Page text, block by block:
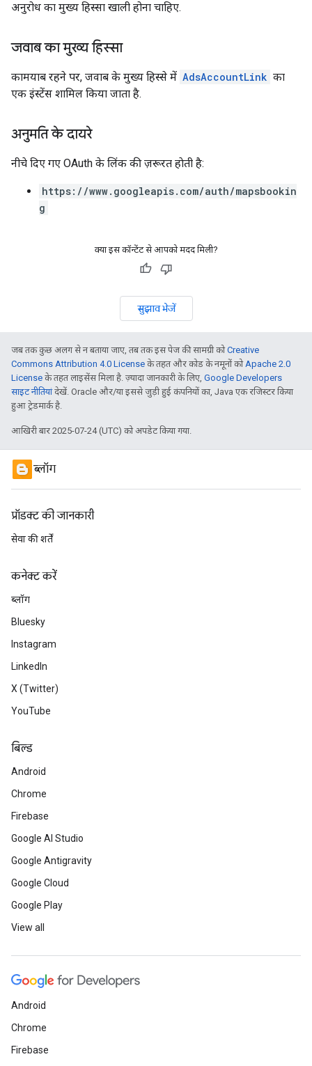
अनुरोध का मुख्य हिस्सा खाली होना चाहिए.
जवाब का मुख्य हिस्सा
कामयाब रहने पर, जवाब के मुख्य हिस्से में AdsAccountLink का
एक इंस्टेंस शामिल किया जाता है.
अनुमति के दायरे
नीचे दिए गए OAuth के लिंक की ज़रूरत हाेती है:
https://www.googleapis.com/auth/mapsbookin
g
क्या इस कॉन्टेंट से आपको मदद मिली?
सुझाव भेजें
जब तक कुछ अलग से न बताया जाए, तब तक इस पेज की सामग्री कोCreative
Commons Attribution 4.0 License के तहत और कोड के नमूनों कोApache 2.0
License के तहत लाइसेंस मिला है. ज़्यादा जानकारी के लिए, Google Developers
साइट नीतियांदेखें. Oracle और/या इससे जुड़ी हुई कंपनियों का, Java एक रजिस्टर किया
हुआ ट्रेडमार्क है.
आखिरी बार 2025-07-24 (UTC) को अपडेट किया गया.
ब्लॉग
प्रॉडक्ट की जानकारी
सेवा की शर्तें
कनेक्ट करें
ब्लॉग
Bluesky
Instagram
LinkedIn
X (Twitter)
YouTube
बिल्ड
Android
Chrome
Firebase
Google AI Studio
Google Antigravity
Google Cloud
Google Play
View all
Android
Chrome
Firebase